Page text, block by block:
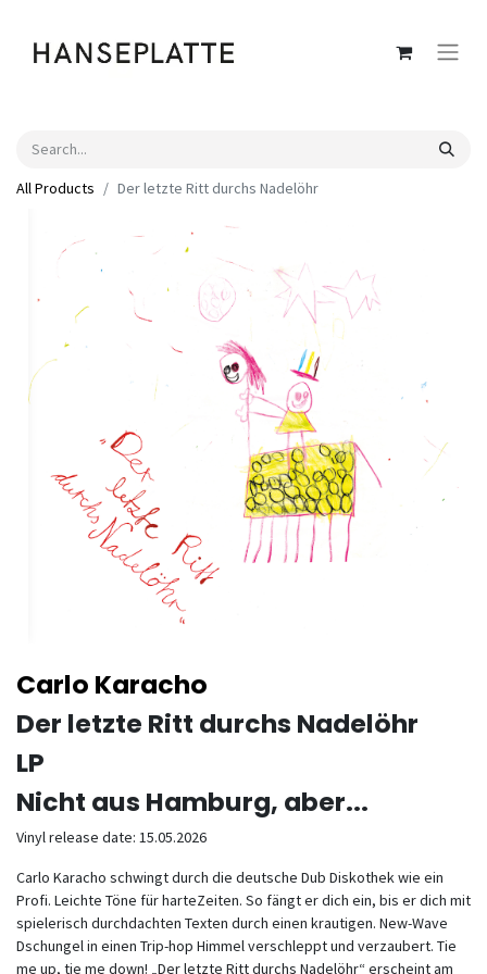
All Products Der letzte Ritt durchs Nadelöhr
Carlo Karacho
Der letzte Ritt durchs Nadelöhr
LP
Nicht aus Hamburg, aber...
Vinyl release date: 15.05.2026
Carlo Karacho schwingt durch die deutsche Dub Diskothek wie ein
Profi. Leichte Töne für harteZeiten. So fängt er dich ein, bis er dich mit
spielerisch durchdachten Texten durch einen krautigen. New-Wave
Dschungel in einen Trip-hop Himmel verschleppt und verzaubert. Tie
me up, tie me down! „Der letzte Ritt durchs Nadelöhr“ erscheint am